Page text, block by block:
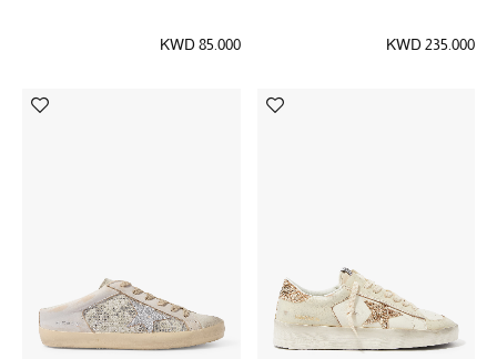
KWD 235.000
KWD 85.000